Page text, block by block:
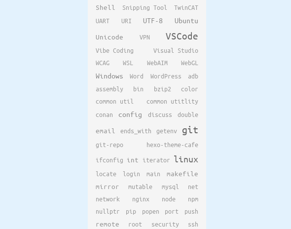
Shell
Snipping Tool
TwinCAT
UART
URI UTF-8 Ubuntu
Unicode VPN VSCode
Vibe Coding
Visual Studio
WCAG
WSL WebAIM WebGL
Windows Word WordPress
adb
assembly
bin bzip2
color
common util
common utitlity
conan
config discuss
double
email
ends_with getenv git
git-repo
hexo-theme-cafe
ifconfig int iterator linux
locate login main
makefile
mirror
mutable mysql
net
network
nginx node
npm
nullptr
pip popen port
push
remote
root security
ssh